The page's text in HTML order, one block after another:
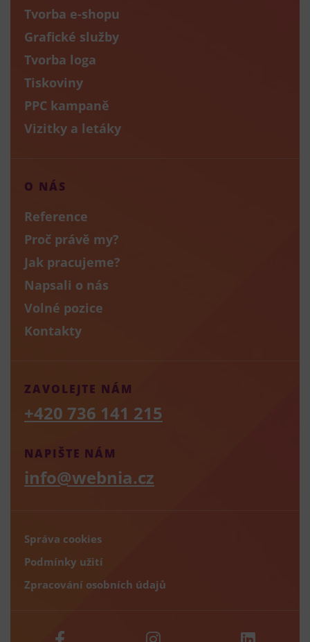
Tvorba e-shopu
Grafické služby
Tvorba loga
Tiskoviny
PPC kampaně
Vizitky a letáky
O NÁS
Reference
Proč právě my?
Jak pracujeme?
Napsali o nás
Volné pozice
Kontakty
NAPIŠTE NÁM
info@webnia.cz
ZAVOLEJTE NÁM
+420 736 141 215
Správa cookies
Podmínky užití
Zpracování osobních údajů